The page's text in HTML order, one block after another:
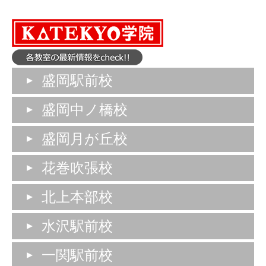
盛岡駅前校
盛岡中ノ橋校
盛岡月が丘校
花巻吹張校
北上本部校
水沢駅前校
一関駅前校